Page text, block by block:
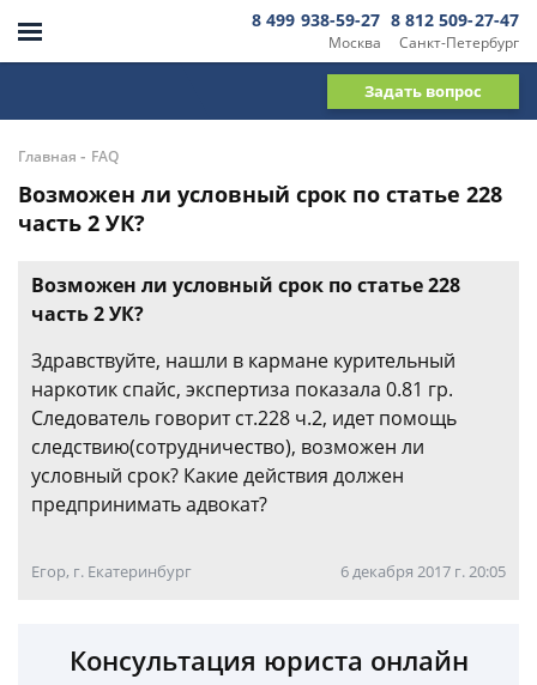
Москва
8 499 938-59-27
Санкт-Петербург
8 812 509-27-47
Задать вопрос
Главная - FAQ
Возможен ли условный срок по статье 228
часть 2 УК?
Возможен ли условный срок по статье 228
часть 2 УК?
Здравствуйте, нашли в кармане курительный
наркотик спайс, экспертиза показала 0.81 гр.
Следователь говорит ст.228 ч.2, идет помощь
следствию(сотрудничество), возможен ли
условный срок? Какие действия должен
предпринимать адвокат?
Егор, г. Екатеринбург 6 декабря 2017 г. 20:05
Консультация юриста онлайн